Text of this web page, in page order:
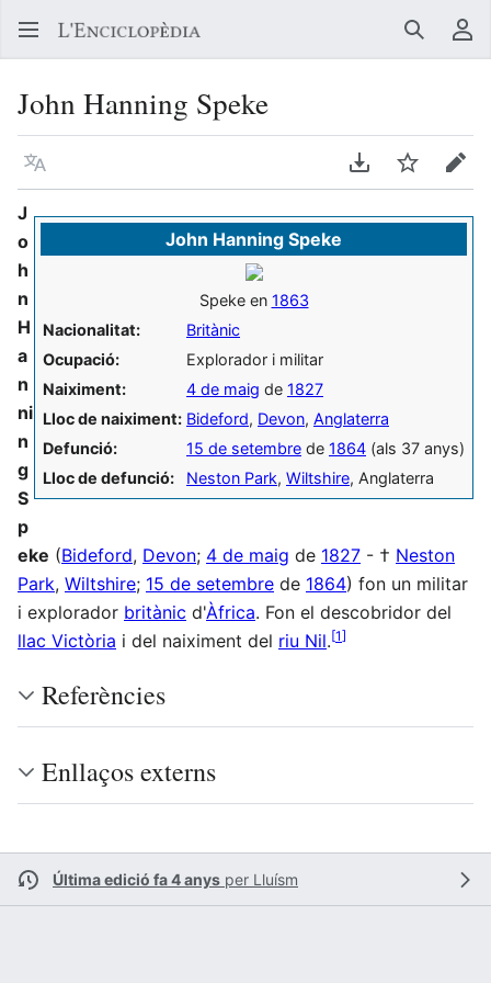
Buscar
John Hanning Speke
Llegir en un atre idioma Descarregar en
Vigilar
John Hanning Speke
Speke en 1863
Nacionalitat:
Britànic
Ocupació:
Explorador i militar
Naiximent:
4 de maig de 1827
Lloc de naiximent: Bideford, Devon, Anglaterra
Defunció:
15 de setembre de 1864 (als 37 anys)
Lloc de defunció:
Neston Park, Wiltshire, Anglaterra
J
o
h
n
H
a
n
ni
n
g
S
p
eke (Bideford, Devon; 4 de maig de 1827 - † Neston
Park, Wiltshire; 15 de setembre de 1864) fon un militar
i explorador britànic d'Àfrica. Fon el descobridor del
llac Victòria i del naiximent del riu Nil.[1]
Referències
Enllaços externs
Última edició fa 4 anys per Lluísm